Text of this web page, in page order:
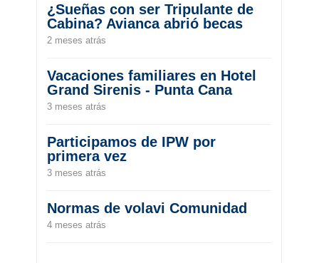
¿Sueñas con ser Tripulante de
Cabina? Avianca abrió becas
2 meses atrás
Vacaciones familiares en Hotel
Grand Sirenis - Punta Cana
3 meses atrás
Participamos de IPW por
primera vez
3 meses atrás
Normas de volavi Comunidad
4 meses atrás